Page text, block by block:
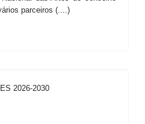
parceiros (....)
2026-2030